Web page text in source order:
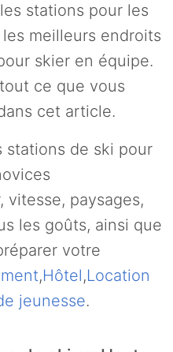
stations pour les
meilleurs endroits
skier en équipe.
ce que vous
cet article.
stations de ski pour
vitesse, paysages,
les goûts, ainsi que
votre
,Hôtel,Location
jeunesse.